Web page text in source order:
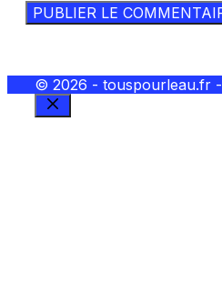
© 2026 - touspourleau.fr -
FERMER